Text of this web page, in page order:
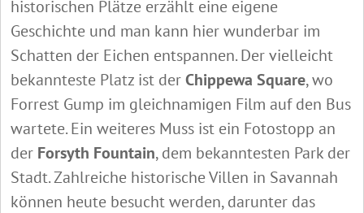
historischen Plätze erzählt eine eigene
Geschichte und man kann hier wunderbar im
Schatten der Eichen entspannen. Der vielleicht
bekannteste Platz ist derChippewa Square, wo
Forrest Gump im gleichnamigen Film auf den Bus
wartete. Ein weiteres Muss ist ein Fotostopp an
der Forsyth Fountain, dem bekanntesten Park der
Stadt. Zahlreiche historische Villen in Savannah
können heute besucht werden, darunter das